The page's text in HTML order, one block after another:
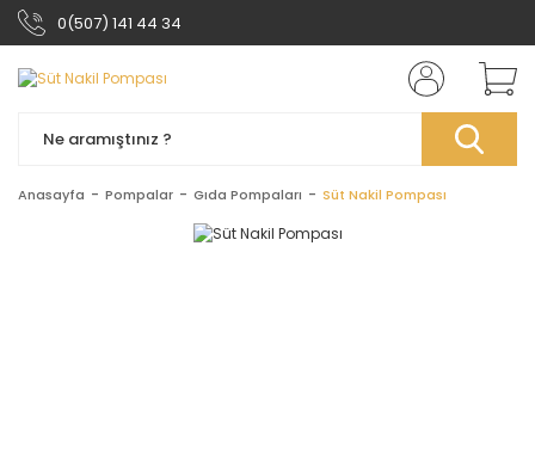
0(507) 141 44 34
Anasayfa Pompalar Gıda Pompaları Süt Nakil Pompası